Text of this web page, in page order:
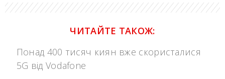
ЧИТАЙТЕ ТАКОЖ:
Понад 400 тисяч киян вже скористалися
5G від Vodafone